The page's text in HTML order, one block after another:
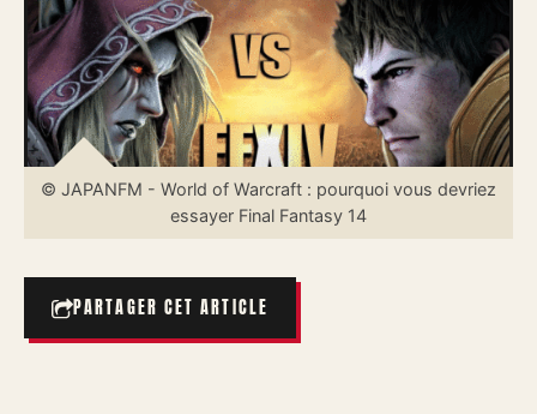
© JAPANFM - World of Warcraft : pourquoi vous devriez
essayer Final Fantasy 14
PARTAGER CET ARTICLE